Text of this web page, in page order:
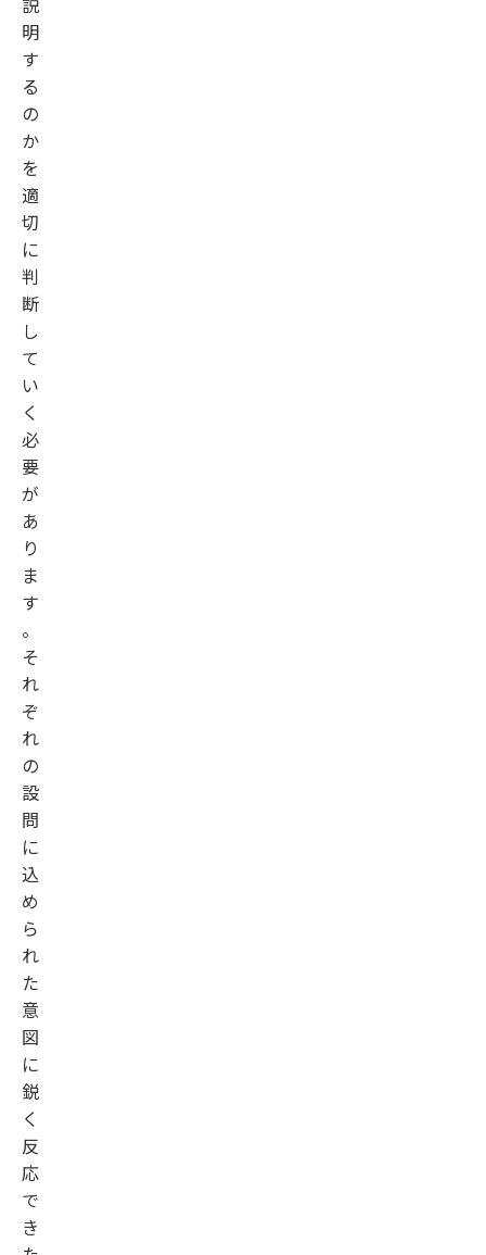
明
す
る
の
か
を
適
切
に
判
断
し
て
い
く
必
要
が
あ
り
ま
す
。
そ
れ
ぞ
れ
の
設
問
に
込
め
ら
れ
た
意
図
に
鋭
く
反
応
で
き